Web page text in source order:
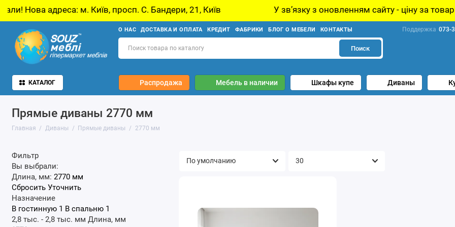
м. Київ, просп. С. Бандери, 21, Київ У звʼязку з оновленням сайту - ціну за товар уточнюйте
О НАС ДОСТАВКА И ОПЛАТА КРЕДИТ ФАБРИКИ БЛОГ О МЕБЕЛИ КОНТАКТЫ Поддержка 073-
Поиск
КАТАЛОГ Распродажа Мебель в наличии Шкафы купе Диваны
Прямые диваны 2770 мм
Главная Диваны Прямые диваны 2770 мм
Фильтр
Вы выбрали:
Длина, мм: 2770 мм
Сбросить Уточнить
Назначение
В гостинную 1 В спальню 1
2,8 тыс. - 2,8 тыс. мм Длина, мм